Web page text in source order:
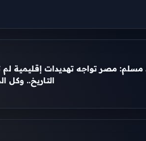
مصر تواجه تهديدات إقليمية
التاريخ.. وكل